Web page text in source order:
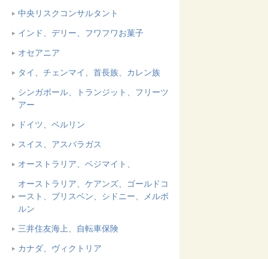
中央リスクコンサルタント
インド、デリー、フワフワお菓子
オセアニア
タイ、チェンマイ、首長族、カレン族
シンガポール、トランジット、フリーツ
アー
ドイツ、ベルリン
スイス、アスパラガス
オーストラリア、ベジマイト、
オーストラリア、ケアンズ、ゴールドコ
ースト、ブリスベン、シドニー、メルボ
ルン
三井住友海上、自転車保険
カナダ、ヴィクトリア